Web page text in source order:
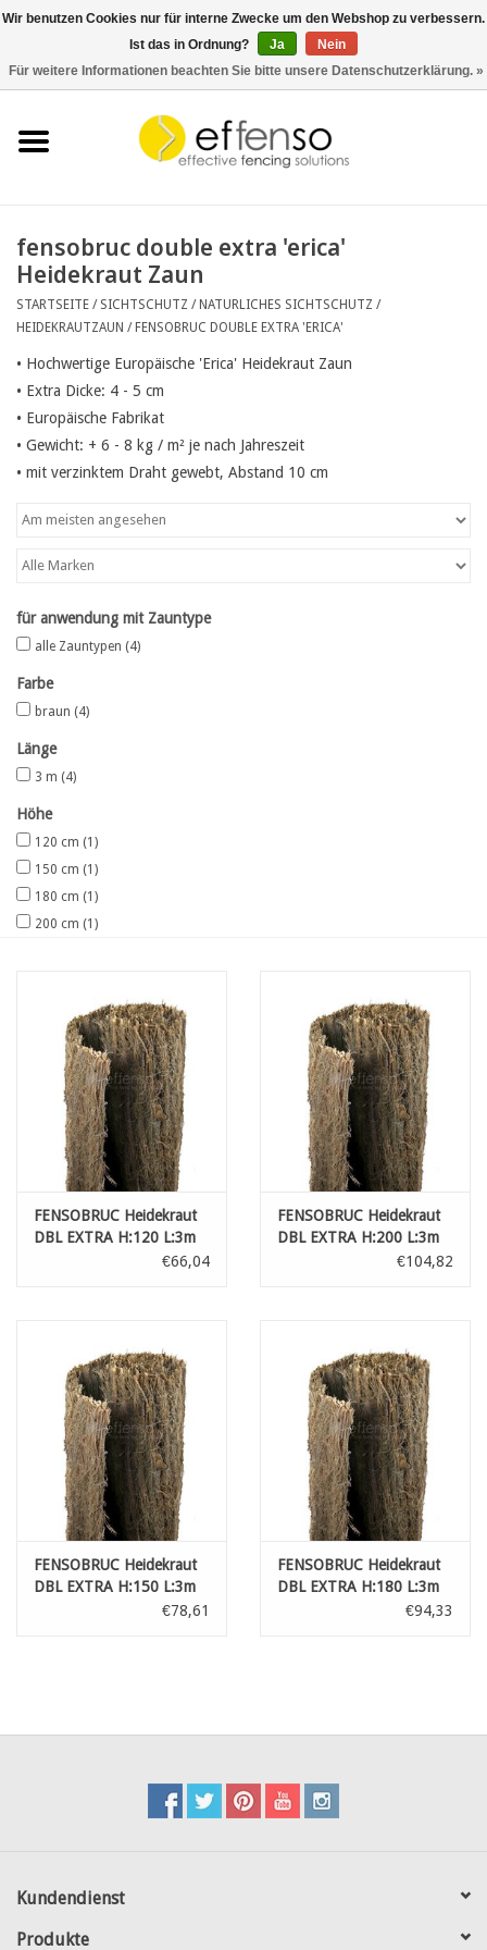
Beleuchtung
Schnäppchen
Dokumente
fensobruc double extra 'erica'
Heidekraut Zaun
STARTSEITE / SICHTSCHUTZ /NATURLICHES SICHTSCHUTZ /
HEIDEKRAUTZAUN /FENSOBRUC DOUBLE EXTRA 'ERICA'
• Hochwertige Europäische 'Erica' Heidekraut Zaun
• Extra Dicke: 4 - 5 cm
• Europäische Fabrikat
• Gewicht: + 6 - 8 kg / m² je nach Jahreszeit
• mit verzinktem Draht gewebt, Abstand 10 cm
für anwendung mit Zauntype
alle Zauntypen (4)
Farbe
braun (4)
Länge
3 m (4)
Höhe
120 cm (1)
150 cm (1)
180 cm (1)
200 cm (1)
FENSOBRUC Heidekraut
DBL EXTRA H:120 L:3m
€66,04
FENSOBRUC Heidekraut
DBL EXTRA H:200 L:3m
€104,82
FENSOBRUC Heidekraut
DBL EXTRA H:150 L:3m
€78,61
FENSOBRUC Heidekraut
DBL EXTRA H:180 L:3m
€94,33
Kundendienst
Produkte
Wir benutzen Cookies nur für interne Zwecke um den Webshop zu verbessern.
Ist das in Ordnung?
Ja
Nein
Für weitere Informationen beachten Sie bitte unsere Datenschutzerklärung. »